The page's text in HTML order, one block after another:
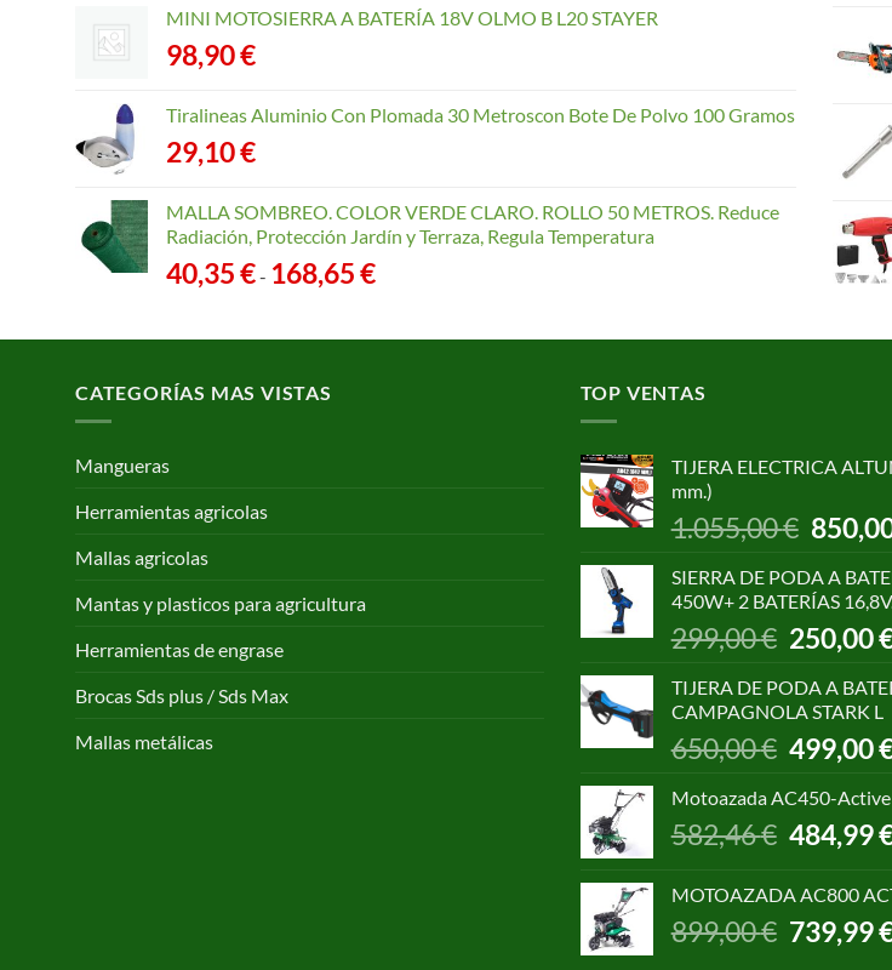
MINI MOTOSIERRA A BATERÍA 18V OLMO B L20 STAYER
98,90€
Tiralineas Aluminio Con Plomada 30 Metroscon Bote De Polvo 100 Gramos
29,10€
MALLA SOMBREO. COLOR VERDE CLARO. ROLLO 50 METROS. Reduce
Radiación, Protección Jardín y Terraza, Regula Temperatura
40,35€- 168,65€Rango
desde
CATEGORÍAS MAS VISTAS
Mangueras
Herramientas agricolas
Mallas agricolas
Mantas y plasticos para agricultura
Herramientas de engrase
Brocas Sds plus / Sds Max
Mallas metálicas
TOP VENTAS
TIJERA ELECTRICA
mm.)
1.055,00€ El
precio
original
era:
1.055,00 €.
SIERRA DE PODA A
450W+ 2 BATERÍAS
299,00€ El
precio
original
era:
299,00 €.
250,00
TIJERA DE PODA A
CAMPAGNOLA STARK L
650,00€
El
precio
original
650,00 €.
499,00
Motoazada AC450-Active
582,46€
El
precio
era:
582,46 €.
484,99
MOTOAZADA AC800
899,00€ El
precio
739,99